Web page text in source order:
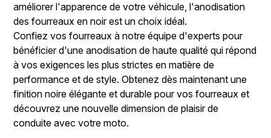
améliorer l'apparence de votre véhicule, l'anodisation
des fourreaux en noir est un choix idéal.
Confiez vos fourreaux à notre équipe d'experts pour
bénéficier d'une anodisation de haute qualité qui répond
à vos exigences les plus strictes en matière de
performance et de style. Obtenez dès maintenant une
finition noire élégante et durable pour vos fourreaux et
découvrez une nouvelle dimension de plaisir de
conduite avec votre moto.